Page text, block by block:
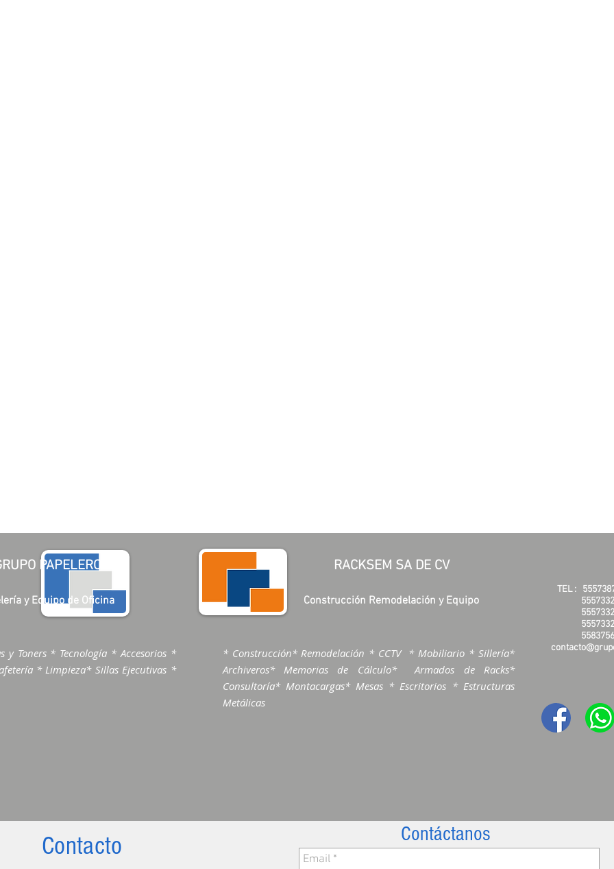
PAPELERO
y Equipo de Oficina
Toners * Tecnología * Accesorios *
* Limpieza* Sillas Ejecutivas *
RACKSEM SA DE CV
Construcción Remodelación y Equipo
* Construcción* Remodelación * CCTV * Mobiliario * Sillería*
Archiveros* Memorias de Cálculo* Armados de Racks*
Consultoría* Montacargas* Mesas * Escritorios * Estructuras
Metálicas
TEL :
Contacto Contáctanos